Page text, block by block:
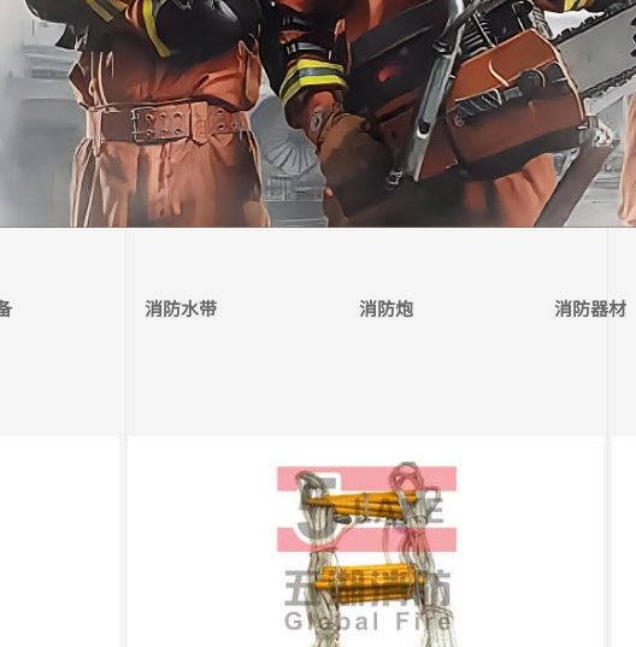
消防水带 消防炮 消防器材